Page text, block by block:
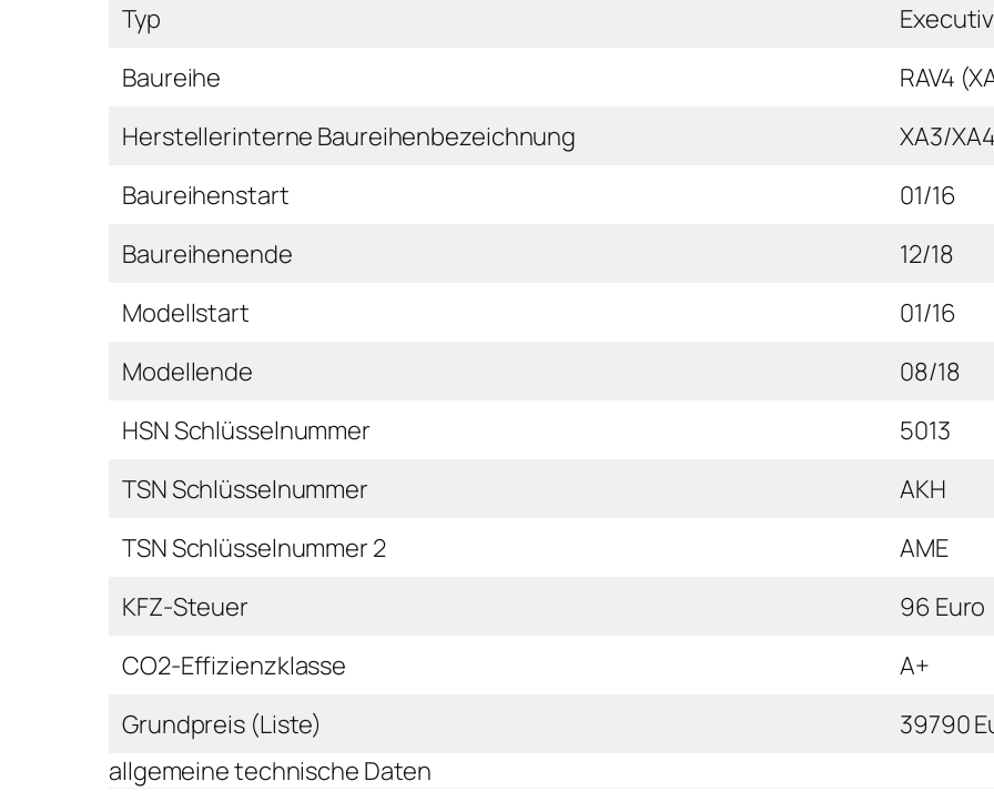
Typ
Baureihe
RAV4
Herstellerinterne Baureihenbezeichnung
XA3/
Baureihenstart
01/16
Baureihenende
12/18
Modellstart
01/16
Modellende
08/18
HSN Schlüsselnummer
5013
TSN Schlüsselnummer
AKH
TSN Schlüsselnummer 2
AME
KFZ-Steuer
96 Euro
CO2-Effizienzklasse
A+
Grundpreis (Liste)
39790
allgemeine technische Daten